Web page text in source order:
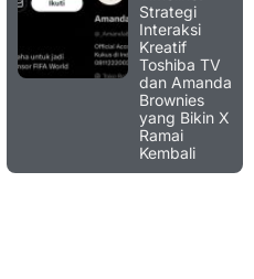
Strategi
Interaksi
Kreatif
Toshiba TV
dan Amanda
Brownies
yang Bikin X
Ramai
Kembali